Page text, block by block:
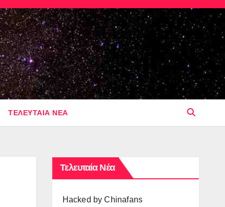
ΤΕΛΕΥΤΑΙΑ ΝΕΑ
Τελευταία Νέα
Hacked by Chinafans